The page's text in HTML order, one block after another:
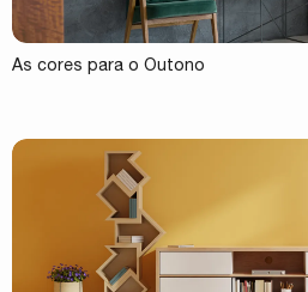
As cores para o Outono